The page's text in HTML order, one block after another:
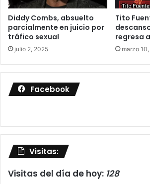
Diddy Combs, absuelto
parcialmente en juicio por
tráfico sexual
julio 2, 2025
Tito
regresa
marzo
Facebook
Visitas:
Visitas del día de hoy: 128